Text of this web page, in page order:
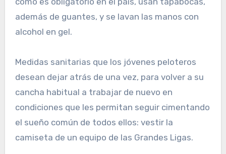
además de guantes, y se lavan las manos con
alcohol en gel.
Medidas sanitarias que los jóvenes peloteros
desean dejar atrás de una vez, para volver a su
cancha habitual a trabajar de nuevo en
condiciones que les permitan seguir cimentando
el sueño común de todos ellos: vestir la
camiseta de un equipo de las Grandes Ligas.